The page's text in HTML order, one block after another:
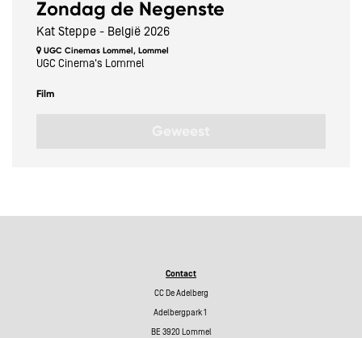
Zondag de Negenste
Kat Steppe - België 2026
UGC Cinemas Lommel, Lommel
UGC Cinema's Lommel
Film
Contact
CC De Adelberg
Adelbergpark 1
BE 3920 Lommel